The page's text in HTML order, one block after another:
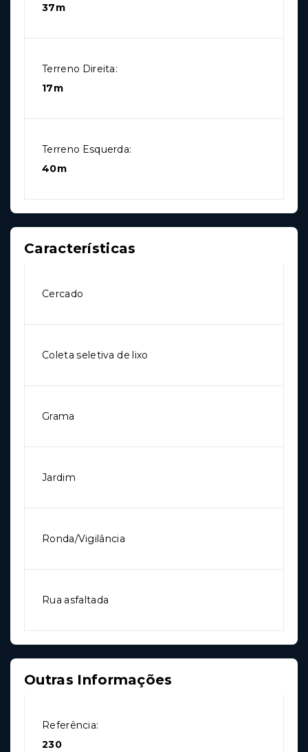
37m
Terreno Direita:
17m
Terreno Esquerda:
40m
Características
Cercado
Coleta seletiva de lixo
Grama
Jardim
Ronda/Vigilância
Rua asfaltada
Outras Informações
Referência:
230